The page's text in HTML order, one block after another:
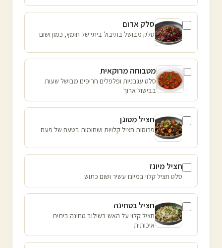
סלק אדום
סלק מבושל בתיבול ביתי של חומץ, כמון ושום
מטבוחה מרוקאית
סלט עגבניות ופלפלים חריפים מבושל שעות
בבישול ארוך
חציל מטוגן
פרוסות חציל קלויות ושחומות בטעם של פעם
חציל מיונז
סלט חציל קלוי במיונז עשיר ושום כתוש
חציל בטחינה
חציל קלוי על האש בשילוב טחינה ביתית
איכותית